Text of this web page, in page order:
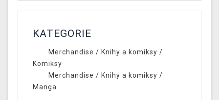
KATEGORIE
Merchandise / Knihy a komiksy /
Komiksy
Merchandise / Knihy a komiksy /
Manga